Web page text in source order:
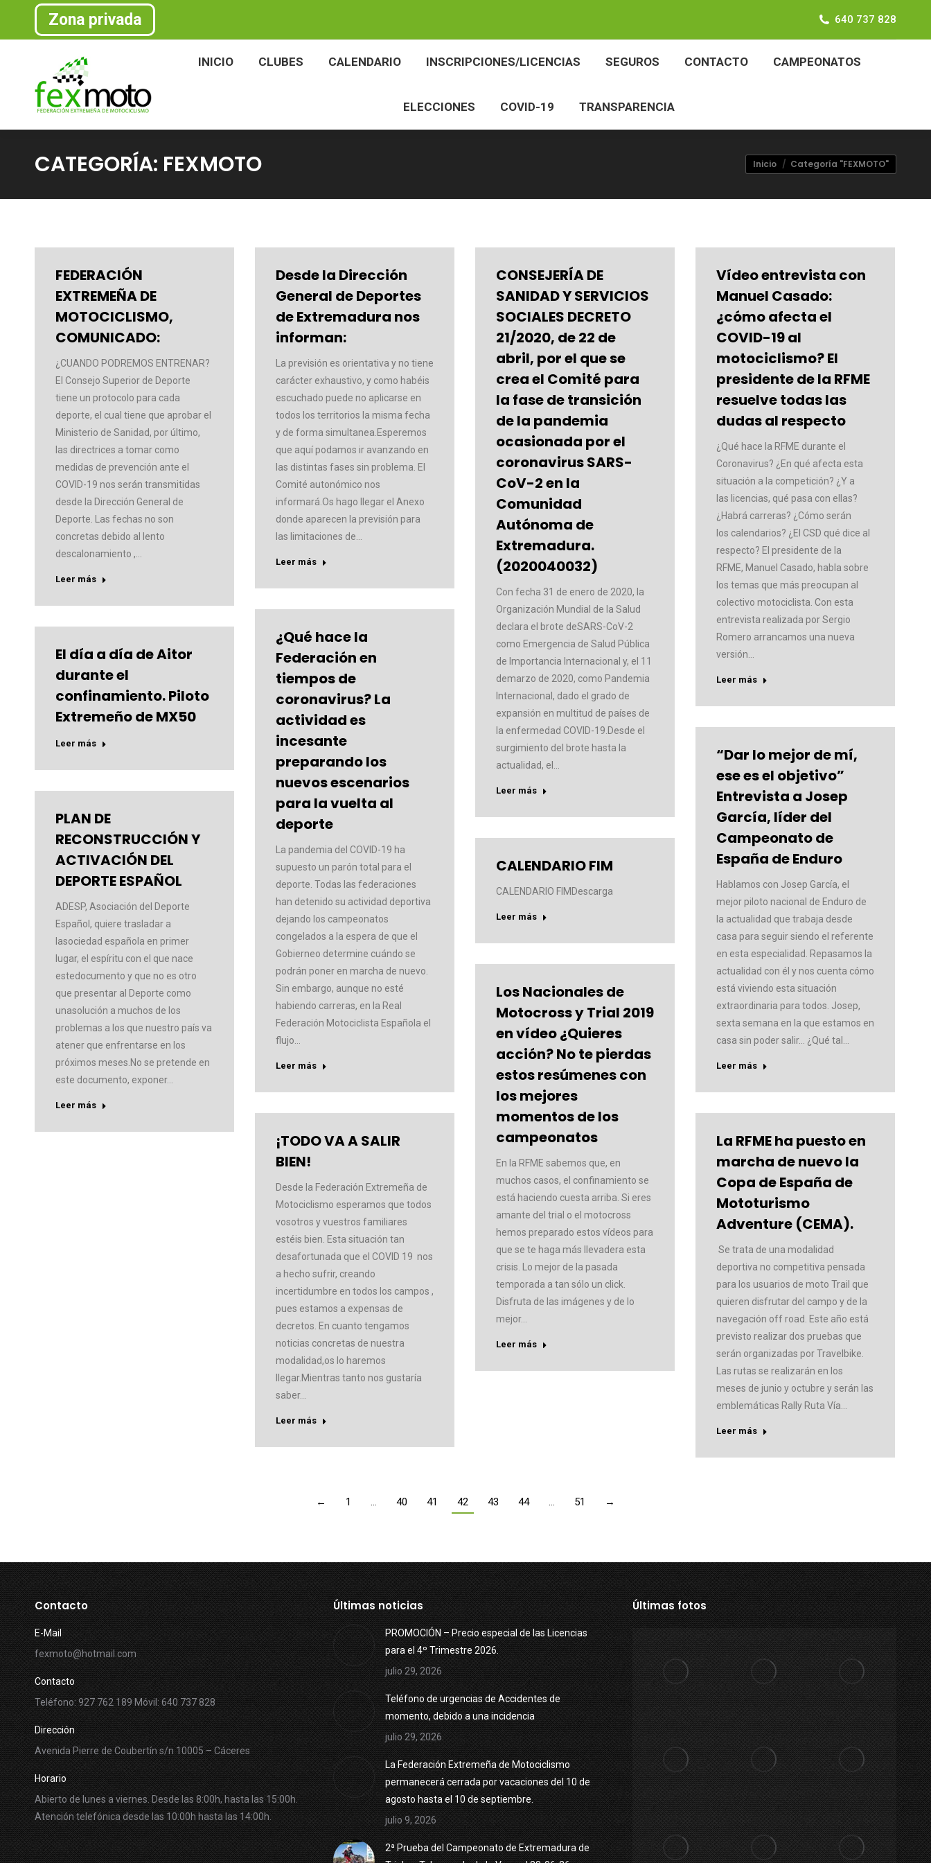
Zona privada 640 737 828
INICIO CLUBES CALENDARIO INSCRIPCIONES/LICENCIAS SEGUROS CONTACTO CAMPEONATOS
ELECCIONES COVID-19 TRANSPARENCIA
CATEGORÍA: FEXMOTO Estás aquí:
Inicio Categoría "FEXMOTO"
FEDERACIÓN
EXTREMEÑA DE
MOTOCICLISMO,
COMUNICADO:
¿CUANDO PODREMOS ENTRENAR?
El Consejo Superior de Deporte
tiene un protocolo para cada
deporte, el cual tiene que aprobar el
Ministerio de Sanidad, por último,
las directrices a tomar como
medidas de prevención ante el
COVID-19 nos serán transmitidas
desde la Dirección General de
Deporte. Las fechas no son
concretas debido al lento
descalonamiento ,…
Leer más
Desde la Dirección
General de Deportes
de Extremadura nos
informan:
La previsión es orientativa y no tiene
carácter exhaustivo, y como habéis
escuchado puede no aplicarse en
todos los territorios la misma fecha
y de forma simultanea.Esperemos
que aquí podamos ir avanzando en
las distintas fases sin problema. El
Comité autonómico nos
informará.Os hago llegar el Anexo
donde aparecen la previsión para
las limitaciones de…
Leer más
CONSEJERÍA DE
SANIDAD Y SERVICIOS
SOCIALES DECRETO
21/2020, de 22 de
abril, por el que se
crea el Comité para
la fase de transición
de la pandemia
ocasionada por el
coronavirus SARS-
CoV-2 en la
Comunidad
Autónoma de
Extremadura.
(2020040032)
Con fecha 31 de enero de 2020, la
Organización Mundial de la Salud
declara el brote deSARS-CoV-2
como Emergencia de Salud Pública
de Importancia Internacional y, el 11
demarzo de 2020, como Pandemia
Internacional, dado el grado de
expansión en multitud de países de
la enfermedad COVID-19.Desde el
surgimiento del brote hasta la
actualidad, el…
Leer más
Vídeo entrevista con
Manuel Casado:
¿cómo afecta el
COVID-19 al
motociclismo? El
presidente de la RFME
resuelve todas las
dudas al respecto
¿Qué hace la RFME durante el
Coronavirus? ¿En qué afecta esta
situación a la competición? ¿Y a
las licencias, qué pasa con ellas?
¿Habrá carreras? ¿Cómo serán
los calendarios? ¿El CSD qué dice al
respecto? El presidente de la
RFME, Manuel Casado, habla sobre
los temas que más preocupan al
colectivo motociclista. Con esta
entrevista realizada por Sergio
Romero arrancamos una nueva
versión…
Leer más
¿Qué hace la
Federación en
tiempos de
coronavirus? La
actividad es
incesante
preparando los
nuevos escenarios
para la vuelta al
deporte
La pandemia del COVID-19 ha
supuesto un parón total para el
deporte. Todas las federaciones
han detenido su actividad deportiva
dejando los campeonatos
congelados a la espera de que el
Gobierneo determine cuándo se
podrán poner en marcha de nuevo.
Sin embargo, aunque no esté
habiendo carreras, en la Real
Federación Motociclista Española el
flujo…
Leer más
El día a día de Aitor
durante el
confinamiento. Piloto
Extremeño de MX50
Leer más
“Dar lo mejor de mí,
ese es el objetivo”
Entrevista a Josep
García, líder del
Campeonato de
España de Enduro
Hablamos con Josep García, el
mejor piloto nacional de Enduro de
la actualidad que trabaja desde
casa para seguir siendo el referente
en esta especialidad. Repasamos la
actualidad con él y nos cuenta cómo
está viviendo esta situación
extraordinaria para todos. Josep,
sexta semana en la que estamos en
casa sin poder salir… ¿Qué tal…
Leer más
PLAN DE
RECONSTRUCCIÓN Y
ACTIVACIÓN DEL
DEPORTE ESPAÑOL
ADESP, Asociación del Deporte
Español, quiere trasladar a
lasociedad española en primer
lugar, el espíritu con el que nace
estedocumento y que no es otro
que presentar al Deporte como
unasolución a muchos de los
problemas a los que nuestro país va
atener que enfrentarse en los
próximos meses.No se pretende en
este documento, exponer…
Leer más
CALENDARIO FIM
CALENDARIO FIMDescarga
Leer más
Los Nacionales de
Motocross y Trial 2019
en vídeo ¿Quieres
acción? No te pierdas
estos resúmenes con
los mejores
momentos de los
campeonatos
En la RFME sabemos que, en
muchos casos, el confinamiento se
está haciendo cuesta arriba. Si eres
amante del trial o el motocross
hemos preparado estos vídeos para
que se te haga más llevadera esta
crisis. Lo mejor de la pasada
temporada a tan sólo un click.
Disfruta de las imágenes y de lo
mejor…
Leer más
¡TODO VA A SALIR
BIEN!
Desde la Federación Extremeña de
Motociclismo esperamos que todos
vosotros y vuestros familiares
estéis bien. Esta situación tan
desafortunada que el COVID 19 nos
a hecho sufrir, creando
incertidumbre en todos los campos ,
pues estamos a expensas de
decretos. En cuanto tengamos
noticias concretas de nuestra
modalidad,os lo haremos
llegar.Mientras tanto nos gustaría
saber…
Leer más
La RFME ha puesto en
marcha de nuevo la
Copa de España de
Mototurismo
Adventure (CEMA).
Se trata de una modalidad
deportiva no competitiva pensada
para los usuarios de moto Trail que
quieren disfrutar del campo y de la
navegación off road. Este año está
previsto realizar dos pruebas que
serán organizadas por Travelbike.
Las rutas se realizarán en los
meses de junio y octubre y serán las
emblemáticas Rally Ruta Vía…
Leer más
← 1 … 40 41 42 43 44 … 51 →
Contacto
E-Mail
fexmoto@hotmail.com
Contacto
Teléfono: 927 762 189 Móvil: 640 737 828
Dirección
Avenida Pierre de Coubertín s/n 10005 – Cáceres
Horario
Abierto de lunes a viernes. Desde las 8:00h, hasta las 15:00h.
Atención telefónica desde las 10:00h hasta las 14:00h.
Últimas noticias
PROMOCIÓN – Precio especial de las Licencias
para el 4º Trimestre 2026.
julio 29, 2026
Teléfono de urgencias de Accidentes de
momento, debido a una incidencia
julio 29, 2026
La Federación Extremeña de Motociclismo
permanecerá cerrada por vacaciones del 10 de
agosto hasta el 10 de septiembre.
julio 9, 2026
2ª Prueba del Campeonato de Extremadura de
Últimas fotos
CAMPEONATOS
ELECCIONES COVID-19 TRANSPARENCIA